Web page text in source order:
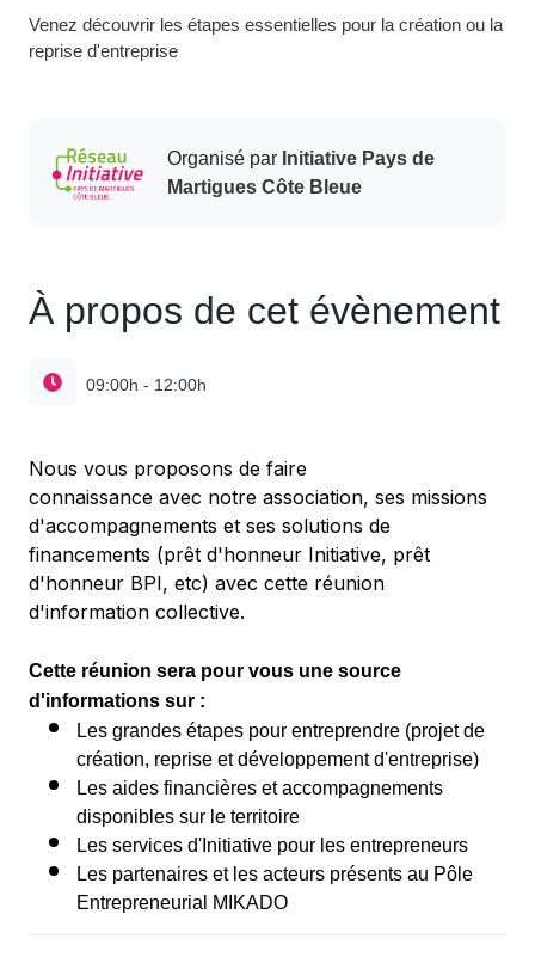
Venez découvrir les étapes essentielles pour la création ou la
reprise d'entreprise
Organisé parInitiative Pays de
Martigues Côte Bleue
À propos de cet évènement
09:00h - 12:00h
Nous vous proposons de faire
connaissance avec notre association, ses missions
d'accompagnements et ses solutions de
financements (prêt d'honneur Initiative, prêt
d'honneur BPI, etc) avec cette réunion
d'information collective.
Cette réunion sera pour vous une source
d'informations sur :
Les grandes étapes pour entreprendre (projet de
création, reprise et développement d'entreprise)
Les aides financières et accompagnements
disponibles sur le territoire
Les services d'Initiative pour les entrepreneurs
Les partenaires et les acteurs présents au Pôle
Entrepreneurial MIKADO